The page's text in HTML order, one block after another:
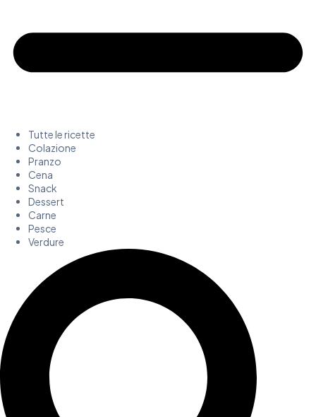
Tutte le ricette
Colazione
Pranzo
Cena
Snack
Dessert
Carne
Pesce
Verdure